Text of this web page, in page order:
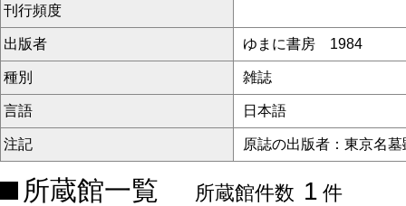
刊行頻度
出版者 ゆまに書房 1984
種別 雑誌
言語 日本語
注記 原誌の出版者：東京名
所蔵館一覧 所蔵館件数 1 件